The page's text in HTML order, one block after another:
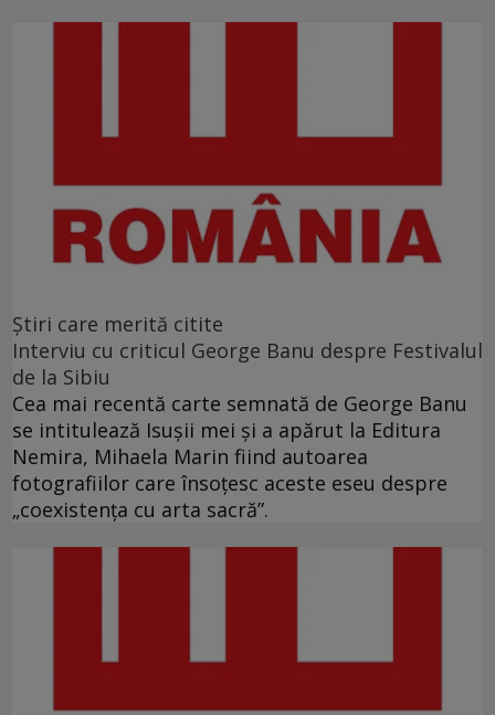
Ştiri care merită citite
Interviu cu criticul George Banu despre Festivalul
de la Sibiu
Cea mai recentă carte semnată de George Banu
se intitulează Isuşii mei şi a apărut la Editura
Nemira, Mihaela Marin fiind autoarea
fotografiilor care însoţesc aceste eseu despre
„coexistenţa cu arta sacră”.